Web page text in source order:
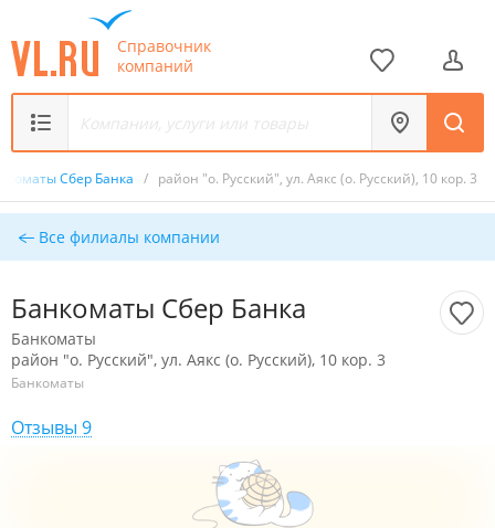
Справочник
компаний
Сбер Банка / район "о. Русский", ул. Аякс (о. Русский), 10 кор. 3
Все филиалы компании
Банкоматы Сбер Банка
Банкоматы
район "о. Русский", ул. Аякс (о. Русский), 10 кор. 3
Банкоматы
Отзывы 9